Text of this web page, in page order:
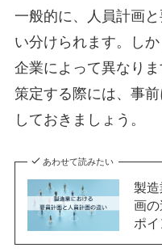
一般的に、人員計画
い分けられます。し
企業によって異なり
策定する際には、事
しておきましょう。
あわせて読みたい
製
画
ポ